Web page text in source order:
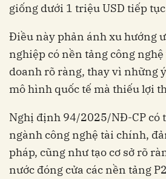
giống dưới 1 triệu USD tiếp
Điều này phản ánh xu hướng
nghiệp có nền tảng công
doanh rõ ràng, thay vì những
mô hình quốc tế mà thiếu lợi
Nghị định 94/2025/NĐ-CP có
ngành công nghệ tài chính,
pháp, cũng như tạo cơ sở rõ
nước đóng cửa các nền tảng